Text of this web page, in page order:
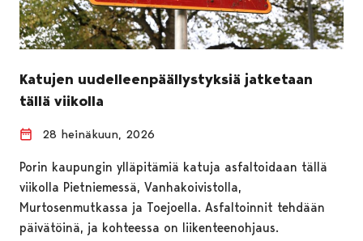
Katujen uudelleenpäällystyksiä jatketaan
tällä viikolla
28 heinäkuun, 2026
Porin kaupungin ylläpitämiä katuja asfaltoidaan tällä
viikolla Pietniemessä, Vanhakoivistolla,
Murtosenmutkassa ja Toejoella. Asfaltoinnit tehdään
päivätöinä, ja kohteessa on liikenteenohjaus.